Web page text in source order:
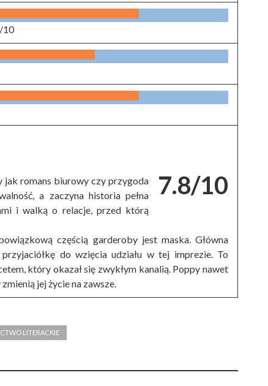
10
7.8/10
romans biurowy czy przygoda
a zaczyna historia pełna
i walką o relacje, przed którą
częścią garderoby jest maska. Główna
do wzięcia udziału w tej imprezie. To
który okazał się zwykłym kanalią. Poppy nawet
jej życie na zawsze.
LITERACKIE